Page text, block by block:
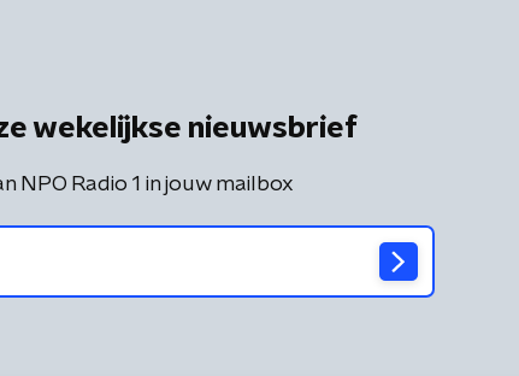
wekelijkse nieuwsbrief
NPO Radio 1 in jouw mailbox